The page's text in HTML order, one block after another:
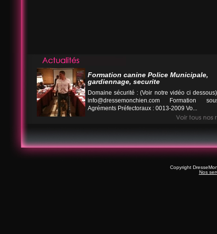
Formation canine Police Municipale,
gardiennage, securite
Domaine sécurité : (Voir notre vidéo ci
info@dressemonchien.com Formation
Agréments Préfectoraux : 0013-2009 Vo...
Copyright
Nos